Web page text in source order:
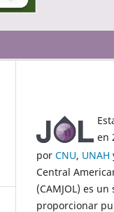
en
por CNU, UNAH
Central
(CAMJOL) es
proporcionar